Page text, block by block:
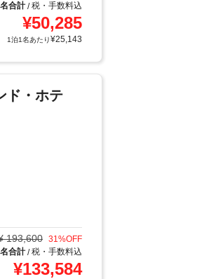
合計/税・手数料込
¥50,285
1泊1名あたり¥25,143
ド・ホテ
193,600 31%OFF
合計/税・手数料込
¥133,584